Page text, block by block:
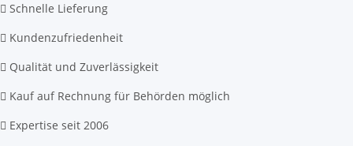
Schnelle Lieferung
Kundenzufriedenheit
Qualität und Zuverlässigkeit
Kauf auf Rechnung für Behörden möglich
Expertise seit 2006